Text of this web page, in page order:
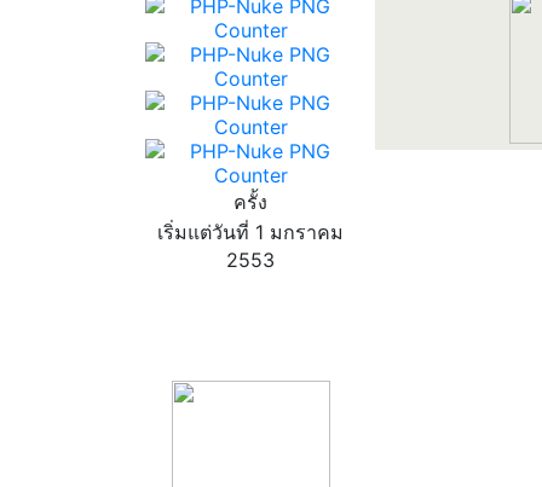
ครั้ง
เริ่มแต่วันที่ 1 มกราคม
2553